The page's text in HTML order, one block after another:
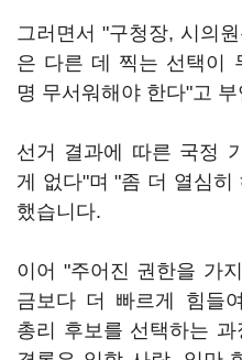
그러면서 "구청장, 시의
은 다른 데 찍는 선택이
명 무서워해야 한다"고
선거 결과에 따른 국정
게 없다"며 "좀 더 열심
했습니다.
이어 "주어진 권한을 가
금보다 더 빠르게 힘들
총리 후보를 선택하는 과